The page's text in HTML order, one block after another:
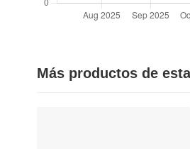
Más productos de